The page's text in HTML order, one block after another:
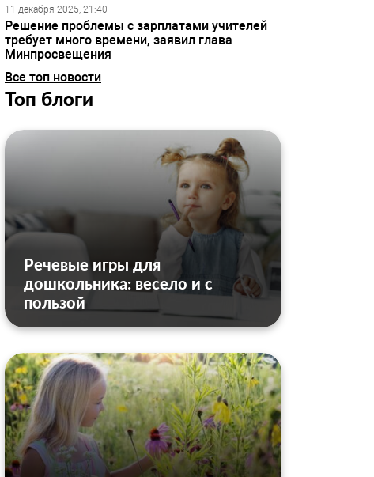
11 декабря 2025, 21:40
Решение проблемы с зарплатами учителей
требует много времени, заявил глава
Минпросвещения
Все топ новости
Топ блоги
Речевые игры для
дошкольника: весело и с
пользой